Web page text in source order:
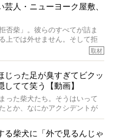
ています
果・効能を示すものではありません
ハワイの柴犬たちを取材して
芸人・ニューヨーク屋敷、
否柴」。彼らのすべてが詰ま
上では外せません。そして拒
は、“映える”ことも理由のひと
いコンビ「ニューヨーク」の
っていただきました！ イン
さい。
取材
じった足が臭すぎてビクッ
てて笑う【動画】
った柴犬たち。そうはいって
とか、なにかアクシデントが
原因ではありません。全ての
る柴犬に「外で見るんじゃ